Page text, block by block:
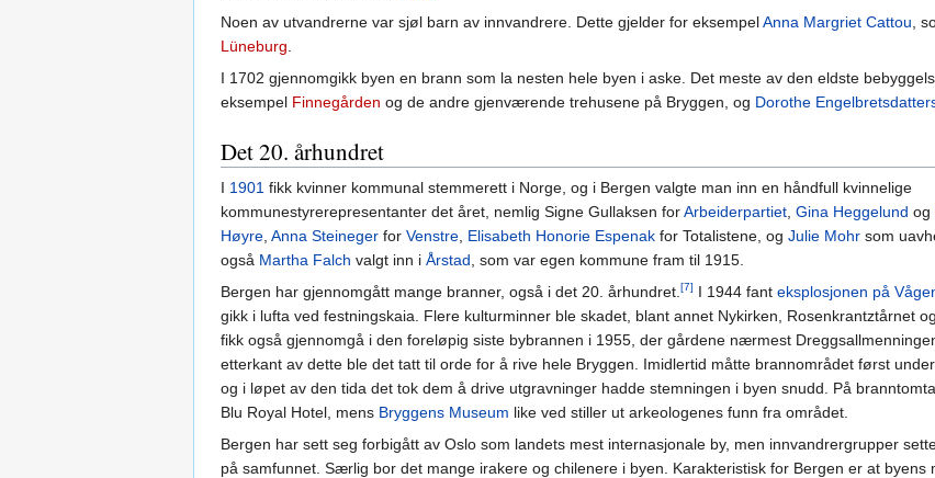
Noen av utvandrerne var sjøl barn av innvandrere. Dette gjelder for eksempelAnna Margriet Cattou ,
Lüneburg
I 1702 gjennomgikk byen en brann som la nesten hele byen i aske. Det meste av den eldste
eksempel Finnegården og de andre gjenværende trehusene på Bryggen, og Dorothe
Det 20. århundret
I 1901 fikk kvinner kommunal stemmerett i Norge, og i Bergen valgte man inn en håndfull kvinnelige
kommunestyrerepresentanter det året, nemlig Signe Gullaksen forArbeiderpartiet Gina Heggelund og
Høyre Anna Steineger for Venstre Elisabeth Honorie Espenak for Totalistene, og Julie Mohr som
også Martha Falch valgt inn i Årstad , som var egen kommune fram til 1915.
Bergen har gjennomgått mange branner, også i det 20. århundret. [7] I 1944 fant eksplosjonen på
gikk i lufta ved festningskaia. Flere kulturminner ble skadet, blant annet Nykirken, Rosenkrantztårnet
fikk også gjennomgå i den foreløpig siste bybrannen i 1955, der gårdene nærmest
etterkant av dette ble det tatt til orde for å rive hele Bryggen. Imidlertid måtte brannområdet først
og i løpet av den tida det tok dem å drive utgravninger hadde stemningen i byen snudd. På
Blu Royal Hotel, mens Bryggens Museum like ved stiller ut arkeologenes funn fra området.
Bergen har sett seg forbigått av Oslo som landets mest internasjonale by, men innvandrergrupper
på samfunnet. Særlig bor det mange irakere og chilenere i byen. Karakteristisk for Bergen er at byens